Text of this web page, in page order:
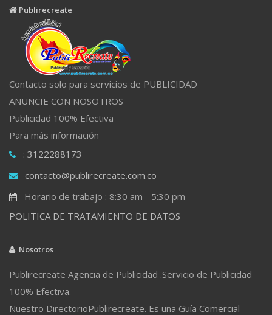
Publirecreate
Contacto solo para servicios de PUBLICIDAD
ANUNCIE CON NOSOTROS
Publicidad 100% Efectiva
Para más información
: 3122288173
contacto@publirecreate.com.co
Horario de trabajo : 8:30 am - 5:30 pm
POLITICA DE TRATAMIENTO DE DATOS
Nosotros
Publirecreate Agencia de Publicidad .Servicio de Publicidad
100% Efectiva.
Nuestro DirectorioPublirecreate. Es una Guía Comercial -